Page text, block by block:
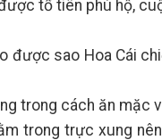
tổ tiên phù hộ,
được sao Hoa Cái
trong cách ăn mặc
trong trực xung